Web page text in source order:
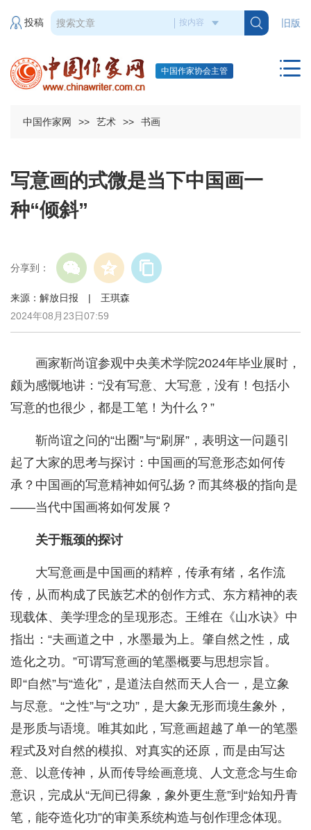
旧版
投稿
中国作家协会主管
中国作家网 >> 艺术 >> 书画
写意画的式微是当下中国画一
种“倾斜”
分享到：
来源：解放日报 | 王琪森
2024年08月23日07:59
画家靳尚谊参观中央美术学院2024年毕业展时，
颇为感慨地讲：“没有写意、大写意，没有！包括小
写意的也很少，都是工笔！为什么？”
靳尚谊之问的“出圈”与“刷屏”，表明这一问题引
起了大家的思考与探讨：中国画的写意形态如何传
承？中国画的写意精神如何弘扬？而其终极的指向是
——当代中国画将如何发展？
关于瓶颈的探讨
大写意画是中国画的精粹，传承有绪，名作流
传，从而构成了民族艺术的创作方式、东方精神的表
现载体、美学理念的呈现形态。王维在《山水诀》中
指出：“夫画道之中，水墨最为上。肇自然之性，成
造化之功。”可谓写意画的笔墨概要与思想宗旨。
即“自然”与“造化”，是道法自然而天人合一，是立象
与尽意。“之性”与“之功”，是大象无形而境生象外，
是形质与语境。唯其如此，写意画超越了单一的笔墨
程式及对自然的模拟、对真实的还原，而是由写达
意、以意传神，从而传导绘画意境、人文意念与生命
意识，完成从“无间已得象，象外更生意”到“始知丹青
笔，能夺造化功”的审美系统构造与创作理念体现。